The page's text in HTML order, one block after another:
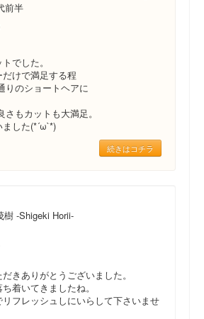
前半
でした。
けで満足する程
りのショートヘアに
もカットも大満足。
した(*´ω`*)
続きはコチラ
-Shigeki Horii-
きありがとうございました。
着いてきましたね。
フレッシュしにいらして下さいませ